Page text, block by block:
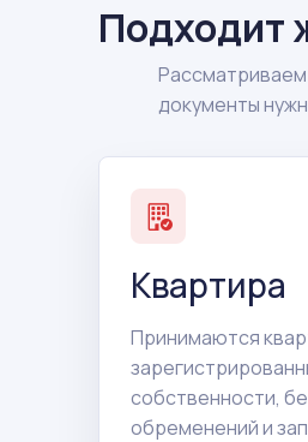
Подходит
документы
Квартира
Принимаются
собственности,
обременений и